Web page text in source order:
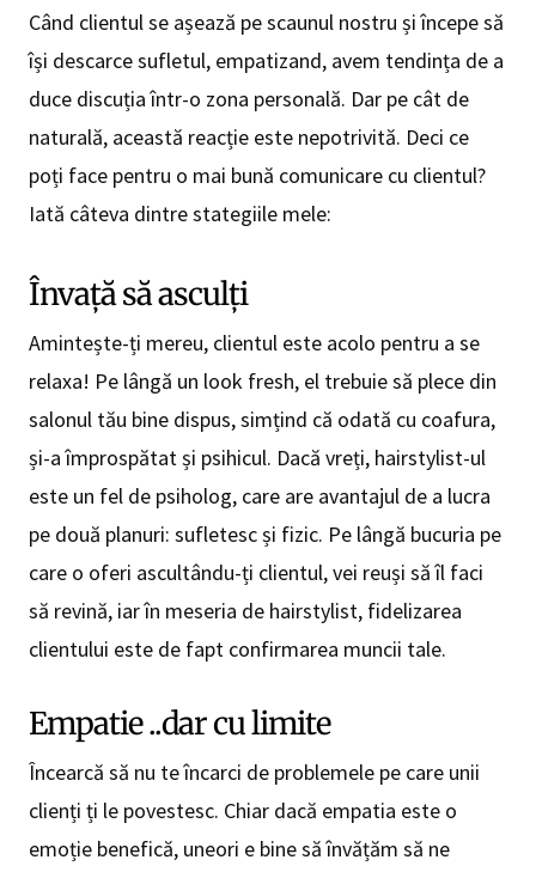
Când clientul se așează pe scaunul nostru și începe să
își descarce sufletul, empatizand, avem tendința de a
duce discuția într-o zona personală. Dar pe cât de
naturală, această reacție este nepotrivită. Deci ce
poți face pentru o mai bună comunicare cu clientul?
Iată câteva dintre stategiile mele:
Învață să asculți
Amintește-ți mereu, clientul este acolo pentru a se
relaxa! Pe lângă un look fresh, el trebuie să plece din
salonul tău bine dispus, simțind că odată cu coafura,
și-a împrospătat și psihicul. Dacă vreți, hairstylist-ul
este un fel de psiholog, care are avantajul de a lucra
pe două planuri: sufletesc și fizic. Pe lângă bucuria pe
care o oferi ascultându-ți clientul, vei reuși să îl faci
să revină, iar în meseria de hairstylist, fidelizarea
clientului este de fapt confirmarea muncii tale.
Empatie ..dar cu limite
Încearcă să nu te încarci de problemele pe care unii
clienți ți le povestesc. Chiar dacă empatia este o
emoție benefică, uneori e bine să învățăm să ne